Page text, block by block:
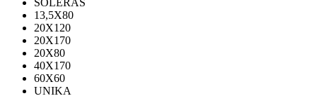
SOLERAS
13,5Х80
20Х120
20Х170
20Х80
40Х170
60Х60
UNIKA